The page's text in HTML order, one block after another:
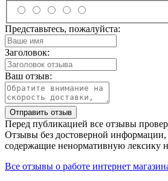
Представьтесь, пожалуйста:
Заголовок:
Ваш отзыв:
Отправить отзыв
Перед публикацией все отзывы
Отзывы без достоверной информации,
содержащие ненормативную лексику
Все отзывы о работе интернет